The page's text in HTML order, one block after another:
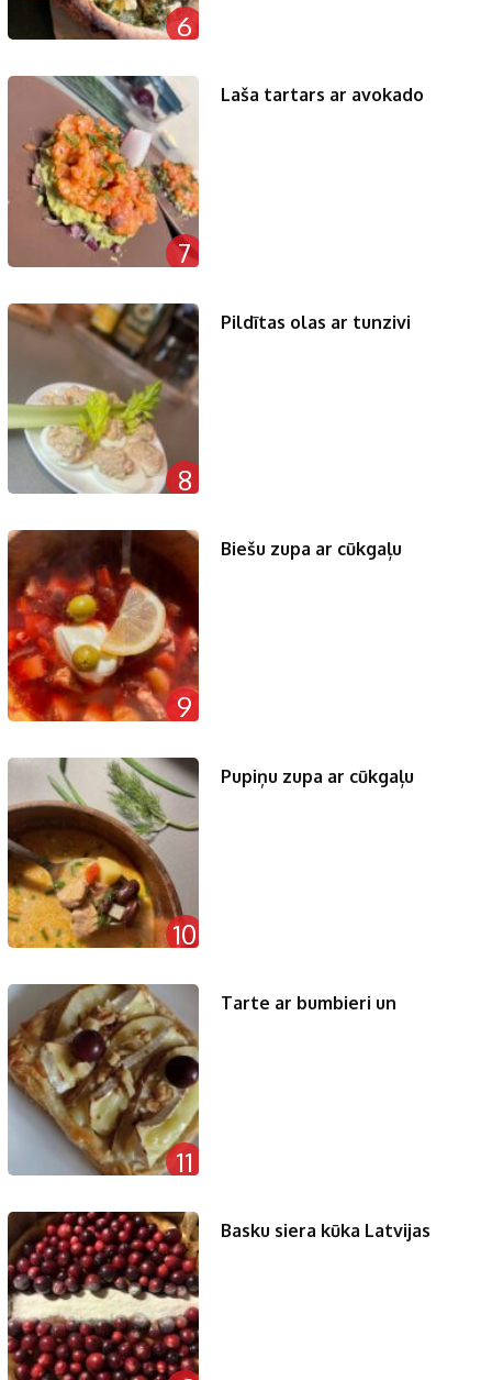
6
7
Laša tartars ar avokado
8
Pildītas olas ar tunzivi
9
Biešu zupa ar cūkgaļu
10
Pupiņu zupa ar cūkgaļu
11
Tarte ar bumbieri un
Basku siera kūka Latvijas